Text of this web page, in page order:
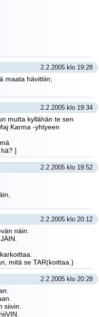
2.2.2005 klo 19:28
maata hävittiin;
2.2.2005 klo 19:34
mutta kyllähän te sen
Karma -yhtyeen
]
2.2.2005 klo 19:52
2.2.2005 klo 20:12
näin.
mitä se TAR(koittaa.)
2.2.2005 klo 20:28
siivin.